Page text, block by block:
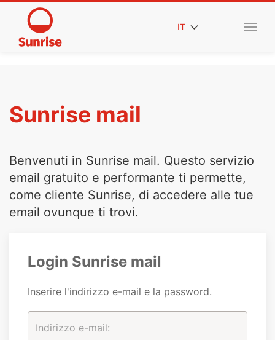
IT
Sunrise mail
Benvenuti in Sunrise mail. Questo servizio
email gratuito e performante ti permette,
come cliente Sunrise, di accedere alle tue
email ovunque ti trovi.
Login Sunrise mail
Inserire l'indirizzo e-mail e la password.